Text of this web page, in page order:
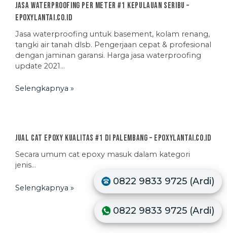
Jasa Waterproofing Per Meter #1 Kepulauan Seribu –
EpoxyLantai.co.id
Jasa waterproofing untuk basement, kolam renang,
tangki air tanah dlsb. Pengerjaan cepat & profesional
dengan jaminan garansi. Harga jasa waterproofing
update 2021…
Selengkapnya »
Jual Cat Epoxy Kualitas #1 di Palembang – EpoxyLantai.co.id
Secara umum cat epoxy masuk dalam kategori
jenis…
Selengkapnya »
0822 9833 9725 (Ardi)
0822 9833 9725 (Ardi)